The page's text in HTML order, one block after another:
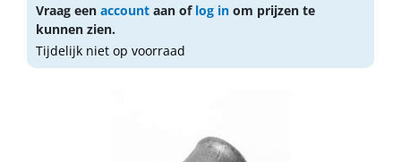
Vraag een account aan of log in om prijzen te
kunnen zien.
Tijdelijk niet op voorraad